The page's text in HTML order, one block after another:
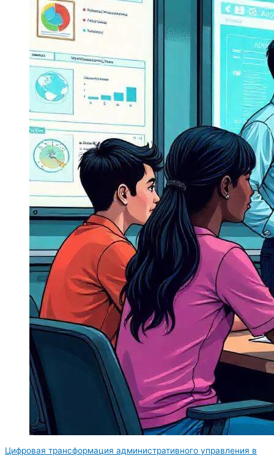
Цифровая трансформация административного управления в